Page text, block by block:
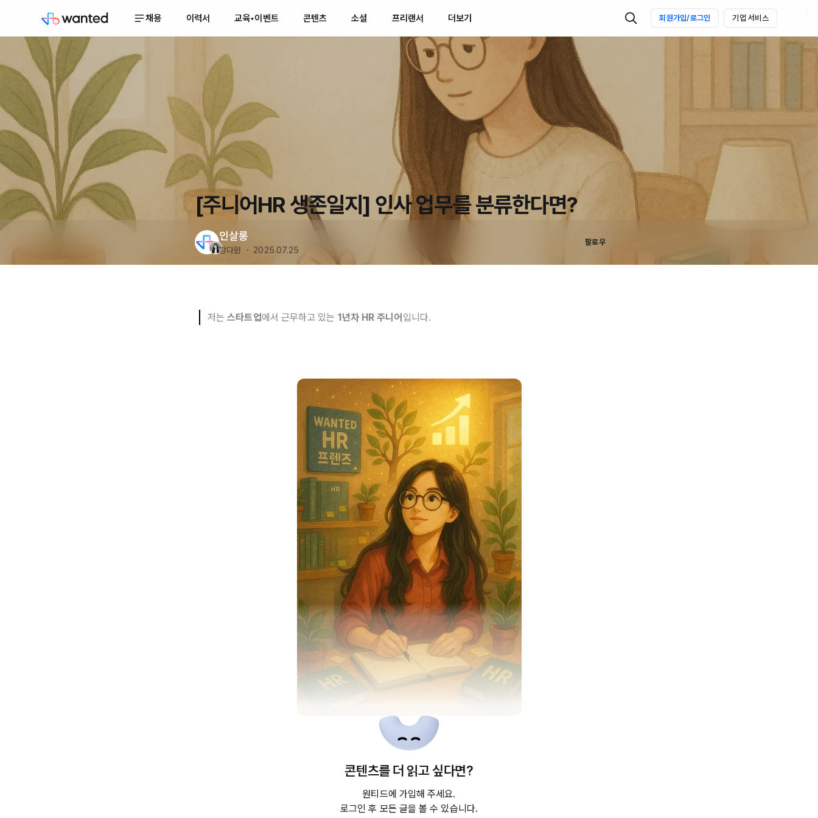
채용 이력서 교육•이벤트 콘텐츠 소셜 프리랜서 더보기 회원가입/로그인 기업 서비스
[주니어HR 생존일지] 인사 업무를 분류한다면?
인살롱
강다원 ・ 2025.07.25
팔로우
저는스타트업에서 근무하고 있는 1년차 HR 주니어입니다.
– 하고 싶었던 일, 하다 보니 잘 맞는 일*
‘인사팀에서 일하고 싶다’는 마음이 처음 생겼을 때,
HR 업무에 대해 제가 가진 이미지는 굉장히 추상적이었습니다.
콘텐츠를 더 읽고 싶다면?
원티드에 가입해 주세요.
로그인 후 모든 글을 볼 수 있습니다.